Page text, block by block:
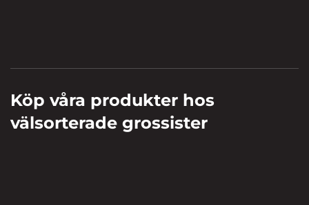
Köp våra produkter hos
välsorterade grossister